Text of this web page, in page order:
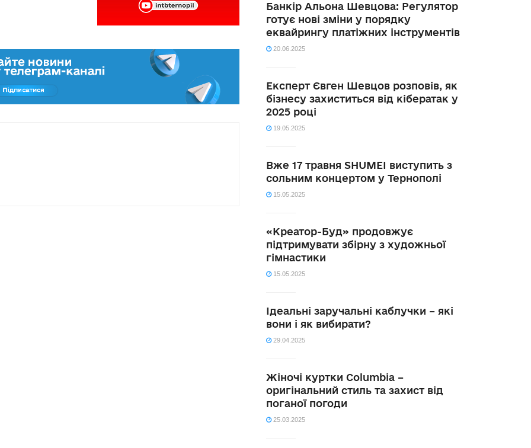
Банкір Альона Шевцова: Регулятор
готує нові зміни у порядку
еквайрингу платіжних інструментів
20.06.2025
Експерт Євген Шевцов розповів, як
бізнесу захиститься від кібератак у
2025 році
19.05.2025
Вже 17 травня SHUMEI виступить з
сольним концертом у Тернополі
15.05.2025
«Креатор-Буд» продовжує
підтримувати збірну з художньої
гімнастики
15.05.2025
Ідеальні заручальні каблучки – які
вони і як вибирати?
29.04.2025
Жіночі куртки Columbia –
оригінальний стиль та захист від
поганої погоди
25.03.2025